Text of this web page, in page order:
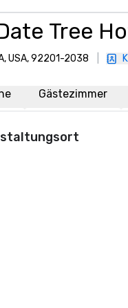
Tree
USA, 92201-2038
Gästezimmer